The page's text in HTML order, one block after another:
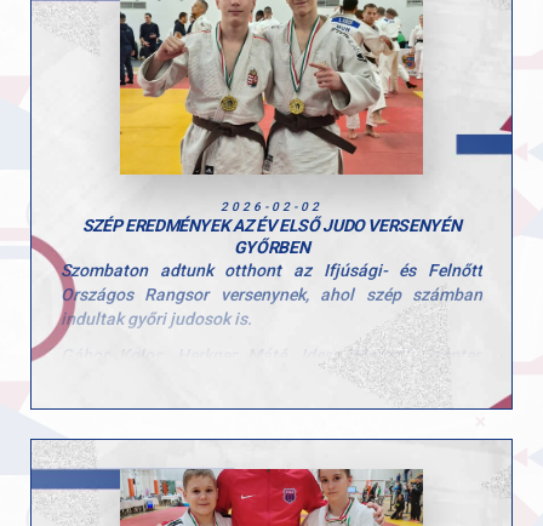
mutatják a befektetett munka és a következetes
felkészülés erejét.
Gratulálunk a versenyzőknek és az edzőknek, csak így
2026-02-02
SZÉP EREDMÉNYEK AZ ÉV ELSŐ JUDO VERSENYÉN
GYŐRBEN
Szombaton adtunk otthont az Ifjúsági- és Felnőtt
Országos Rangsor versenynek, ahol szép számban
indultak győri judosok is.
Gábor Kolos, Herkner Máté, Idesz Marcell, Szentes
Benedek, Takács Csongor és Tóth Maxim indult ifi
korosztályban, a felnőtt korcsoportban pedig Vikol
Sok szép eredmény született, amire joggal lehetünk
büszkék. Közel 150 ifi indulóból és 110 felnőttből az
alábbi eredményeket értük el: